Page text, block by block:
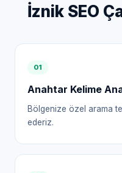
İznik SEO
01
Anahtar Kelime
Bölgenize özel arama
ederiz.